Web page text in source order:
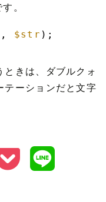
。
, $str );
ときは、ダブルクォ
テーションだと文字